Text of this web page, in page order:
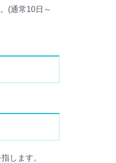
(通常10日～
します。